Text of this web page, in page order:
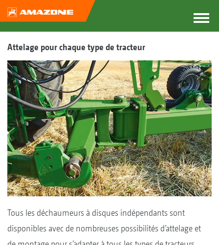
Attelage pour chaque type de tracteur
Tous les déchaumeurs à disques indépendants sont
disponibles avec de nombreuses possibilités d’attelage et